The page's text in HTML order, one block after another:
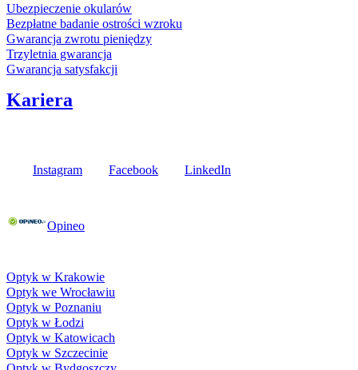
Ubezpieczenie okularów
Bezpłatne badanie ostrości wzroku
Gwarancja zwrotu pieniędzy
Trzyletnia gwarancja
Gwarancja satysfakcji
Kariera
Instagram Facebook LinkedIn
Opineo
Optyk w Krakowie
Optyk we Wrocławiu
Optyk w Poznaniu
Optyk w Łodzi
Optyk w Katowicach
Optyk w Szczecinie